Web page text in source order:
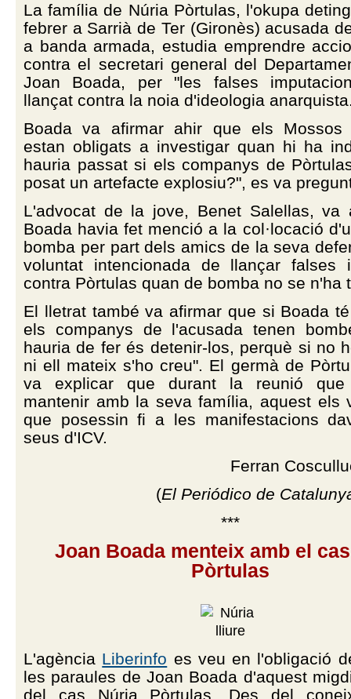
La família de Núria Pòrtulas, l'okupa
febrer a Sarrià de Ter (Gironès) acusada
a banda armada, estudia emprendre
contra el secretari general del
Joan Boada, per "les falses
llançat contra la noia d'ideologia
Boada va afirmar ahir que els Mossos
estan obligats a investigar quan hi ha
hauria passat si els companys de
posat un artefacte explosiu?", es va
L'advocat de la jove, Benet Salellas, va
Boada havia fet menció a la col·locació
bomba per part dels amics de la seva
voluntat intencionada de llançar falses
contra Pòrtulas quan de bomba no se n'ha
El lletrat també va afirmar que si Boada
els companys de l'acusada tenen
hauria de fer és detenir-los, perquè si no
ni ell mateix s'ho creu". El germà de
va explicar que durant la reunió
mantenir amb la seva família, aquest els
que posessin fi a les manifestacions
seus d'ICV.
Ferran
(El Periódico de
***
Joan Boada menteix amb el
Pòrtulas
L'agència Liberinfo es veu en l'obligació
les paraules de Joan Boada d'aquest
del cas Núria Pòrtulas. Des del